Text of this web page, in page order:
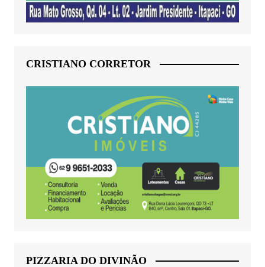
CRISTIANO CORRETOR
PIZZARIA DO DIVINÃO